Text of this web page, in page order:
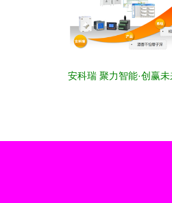
安科瑞 聚力智能·创赢